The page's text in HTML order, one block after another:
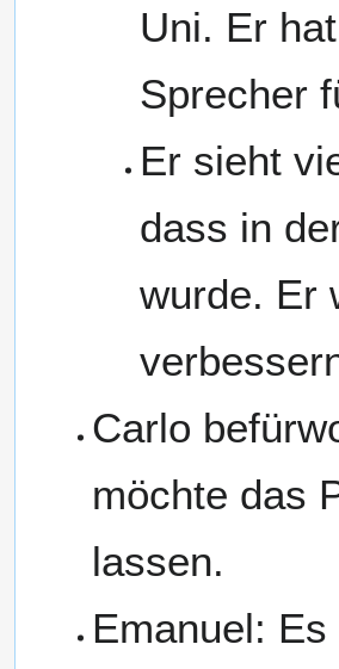
Uni. Er
Sprecher
Er sieht
dass in
wurde. Er
Carlo
möchte das
lassen.
Emanuel: